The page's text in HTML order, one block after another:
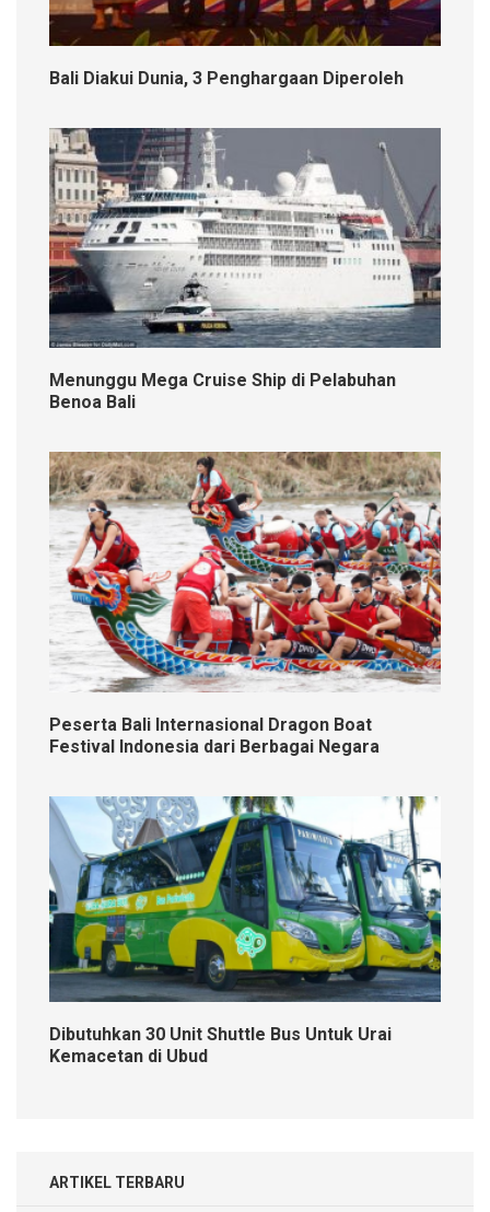
Bali Diakui Dunia, 3 Penghargaan Diperoleh
Menunggu Mega Cruise Ship di Pelabuhan
Benoa Bali
Peserta Bali Internasional Dragon Boat
Festival Indonesia dari Berbagai Negara
Dibutuhkan 30 Unit Shuttle Bus Untuk Urai
Kemacetan di Ubud
ARTIKEL TERBARU